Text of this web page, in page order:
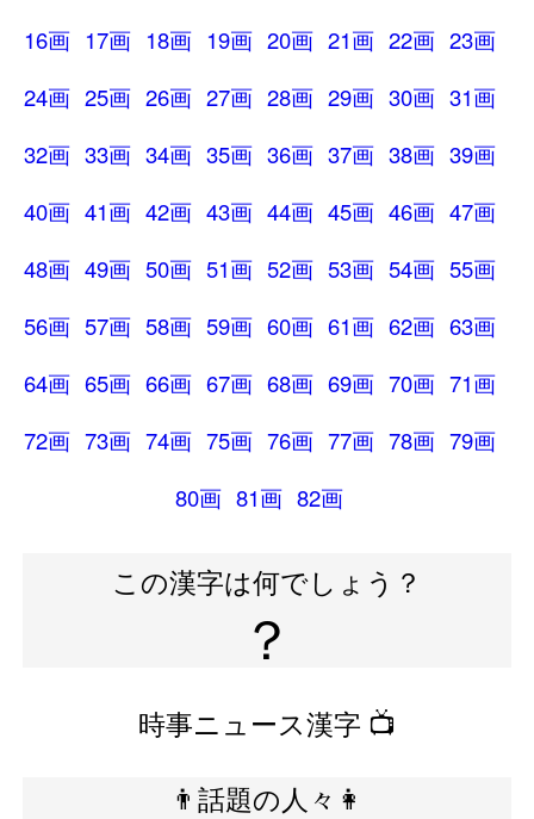
16画 17画 18画 19画 20画 21画 22画 23画
24画 25画 26画 27画 28画 29画 30画 31画
32画 33画 34画 35画 36画 37画 38画 39画
40画 41画 42画 43画 44画 45画 46画 47画
48画 49画 50画 51画 52画 53画 54画 55画
56画 57画 58画 59画 60画 61画 62画 63画
64画 65画 66画 67画 68画 69画 70画 71画
72画 73画 74画 75画 76画 77画 78画 79画
80画 81画 82画
この漢字は何でしょう？
？
時事ニュース漢字 📺
👨話題の人々👩